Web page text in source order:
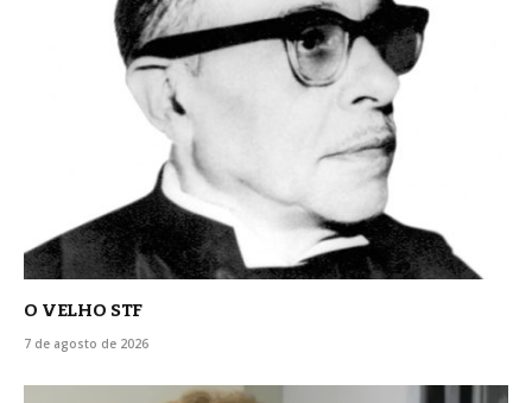
O VELHO STF
7 de agosto de 2026